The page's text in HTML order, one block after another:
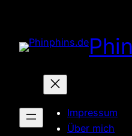
springen
Impressum
Über mich